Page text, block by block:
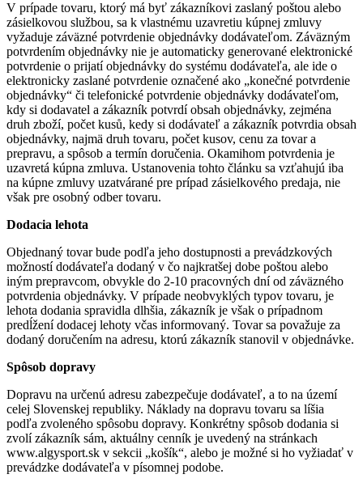
V prípade tovaru, ktorý má byť zákazníkovi zaslaný poštou alebo
zásielkovou službou, sa k vlastnému uzavretiu kúpnej zmluvy
vyžaduje záväzné potvrdenie objednávky dodávateľom. Záväzným
potvrdením objednávky nie je automaticky generované elektronické
potvrdenie o prijatí objednávky do systému dodávateľa, ale ide o
elektronicky zaslané potvrdenie označené ako „konečné potvrdenie
objednávky“ či telefonické potvrdenie objednávky dodávateľom,
kdy si dodavatel a zákazník potvrdí obsah objednávky, zejména
druh zboží, počet kusů, kedy si dodávateľ a zákazník potvrdia obsah
objednávky, najmä druh tovaru, počet kusov, cenu za tovar a
prepravu, a spôsob a termín doručenia. Okamihom potvrdenia je
uzavretá kúpna zmluva. Ustanovenia tohto článku sa vzťahujú iba
na kúpne zmluvy uzatvárané pre prípad zásielkového predaja, nie
však pre osobný odber tovaru.
Dodacia lehota
Objednaný tovar bude podľa jeho dostupnosti a prevádzkových
možností dodávateľa dodaný v čo najkratšej dobe poštou alebo
iným prepravcom, obvykle do 2-10 pracovných dní od záväzného
potvrdenia objednávky. V prípade neobvyklých typov tovaru, je
lehota dodania spravidla dlhšia, zákazník je však o prípadnom
predĺžení dodacej lehoty včas informovaný. Tovar sa považuje za
dodaný doručením na adresu, ktorú zákazník stanovil v objednávke.
Spôsob dopravy
Dopravu na určenú adresu zabezpečuje dodávateľ, a to na území
celej Slovenskej republiky. Náklady na dopravu tovaru sa líšia
podľa zvoleného spôsobu dopravy. Konkrétny spôsob dodania si
zvolí zákazník sám, aktuálny cenník je uvedený na stránkach
www.algysport.sk v sekcii „košík“, alebo je možné si ho vyžiadať v
prevádzke dodávateľa v písomnej podobe.